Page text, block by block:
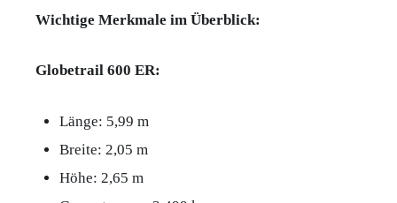
Wichtige Merkmale im Überblick:
Globetrail 600 ER:
Länge: 5,99 m
Breite: 2,05 m
Höhe: 2,65 m